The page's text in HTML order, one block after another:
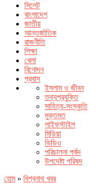
সিলেট
বাংলাদেশ
জাতীয়
আন্তর্জাতিক
রাজনীতি
শিক্ষা
খেলা
বিনোদন
প্রবাস
ইসলাম ও জীবন
তথ্যপ্রযুক্তি
সাহিত্য-সংস্কৃতি
মুক্তমত
লাইফস্টাইল
মিডিয়া
ভিডিও
পরিচালনা পর্ষদ
উপদেষ্টা পরিষদ
হোম» বিশ্বনাথ খবর